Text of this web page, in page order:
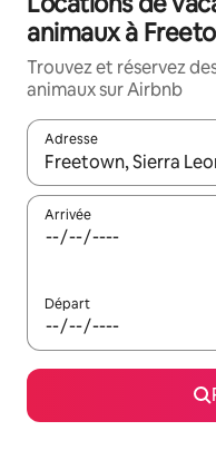
animaux à
Trouvez et réservez
animaux sur Airbnb
Adresse
Lorsque les résultats
Arrivée
Départ